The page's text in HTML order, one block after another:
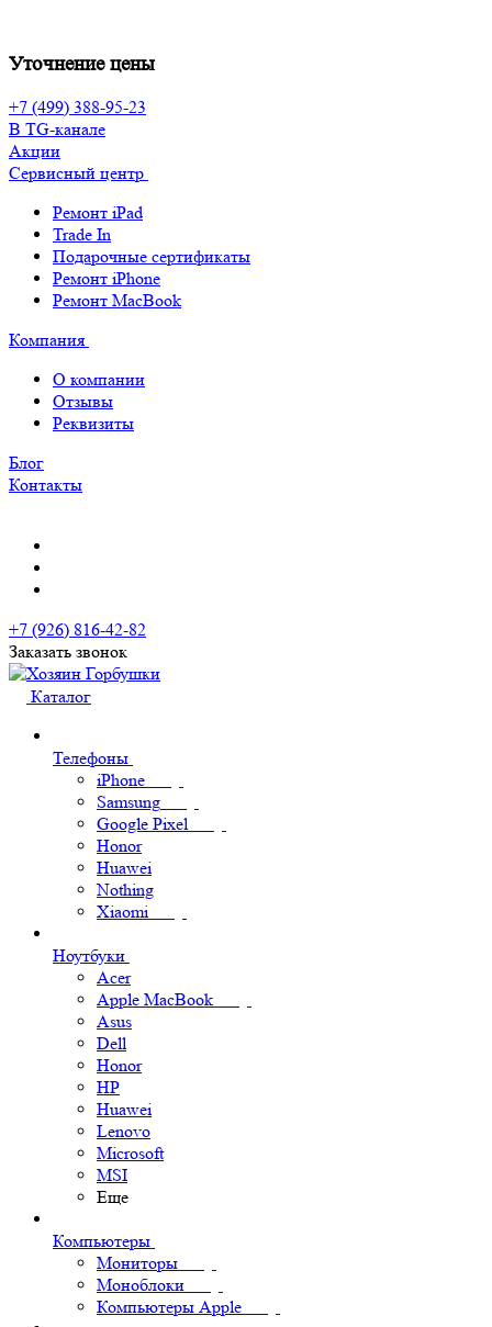
Уточнение цены
+7 (499) 388-95-23
В TG-канале
Акции
Сервисный центр
Ремонт iPad
Trade In
Подарочные сертификаты
Ремонт iPhone
Ремонт MacBook
Компания
О компании
Отзывы
Реквизиты
Блог
Контакты
+7 (926) 816-42-82
Заказать звонок
Каталог
Телефоны
iPhone
Samsung
Google Pixel
Honor
Huawei
Nothing
Xiaomi
Ноутбуки
Acer
Apple MacBook
Asus
Dell
Honor
HP
Huawei
Lenovo
Microsoft
MSI
Еще
Компьютеры
Мониторы
Моноблоки
Компьютеры Apple